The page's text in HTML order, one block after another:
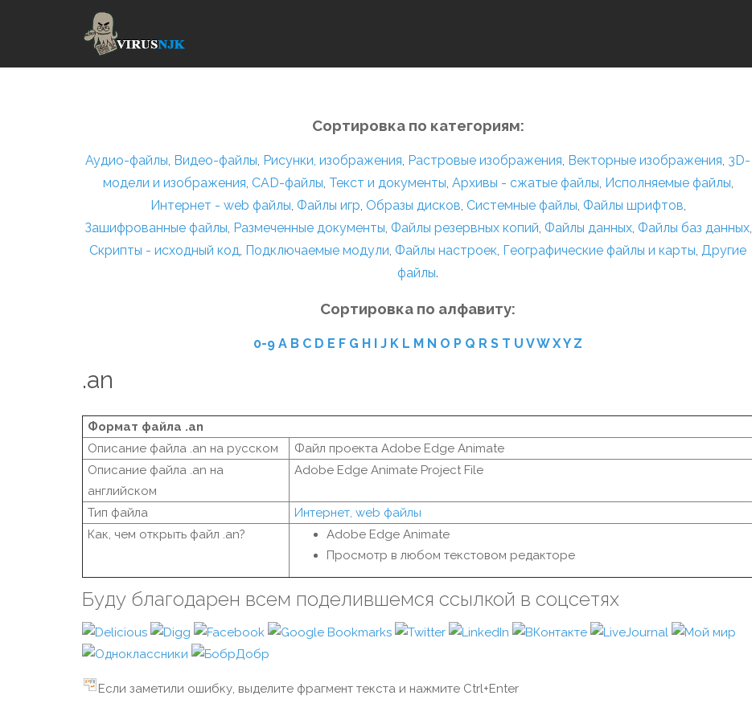
Сортировка по категориям:
Аудио-файлы, Видео-файлы, Рисунки, изображения, Растровые изображения, Векторные изображения, 3D-
модели и изображения, CAD-файлы, Текст и документы, Архивы - сжатые файлы, Исполняемые файлы,
Интернет - web файлы, Файлы игр, Образы дисков, Системные файлы, Файлы шрифтов,
Зашифрованные файлы, Размеченные документы, Файлы резервных копий, Файлы данных, Файлы баз данных,
Скрипты - исходный код, Подключаемые модули, Файлы настроек, Географические файлы и карты, Другие
файлы.
Сортировка по алфавиту:
0-9 A B C D E F G H I J K L M N O P Q R S T U VW XY Z
.an
Формат файла .an
Описание файла .an на русском
Файл проекта Adobe Edge Animate
Описание файла .an на
английском
Adobe Edge Animate Project File
Тип файла
Интернет, web файлы
Как, чем открыть файл .an?
Adobe Edge Animate
Просмотр в любом текстовом редакторе
Буду благодарен всем поделившемся ссылкой в соцсетях
Если заметили ошибку, выделите фрагмент текста и нажмите Ctrl+Enter